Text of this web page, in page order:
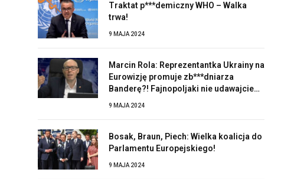
Traktat p***demiczny WHO – Walka
trwa!
9 MAJA 2024
Marcin Rola: Reprezentantka Ukrainy na
Eurowizję promuje zb***dniarza
Banderę?! Fajnopoljaki nie udawajcie
9 MAJA 2024
Bosak, Braun, Piech: Wielka koalicja do
Parlamentu Europejskiego!
9 MAJA 2024